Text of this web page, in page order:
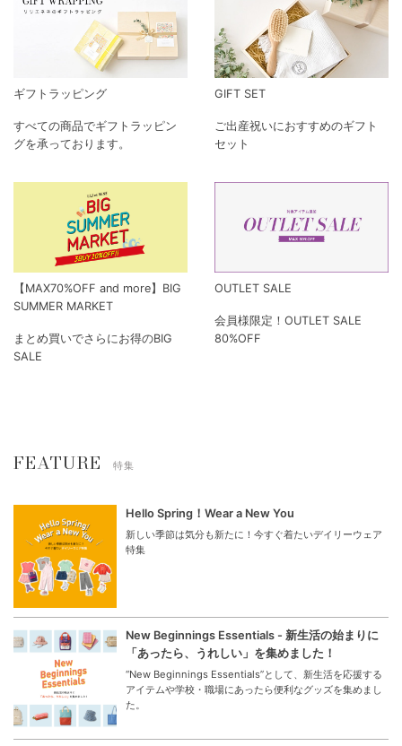
ギフトラッピング
すべての商品でギフトラッピン
グを承っております。
GIFT SET
ご出産祝いにおすすめのギフト
セット
【MAX70%OFF and more】BIG
SUMMER MARKET
まとめ買いでさらにお得のBIG
SALE
OUTLET SALE
会員様限定！OUTLET SALE
80%OFF
FEATURE 特集
Hello Spring！Wear a New You
新しい季節は気分も新たに！今すぐ着たいデイリーウェア
特集
New Beginnings Essentials - 新生活の始まりに
「あったら、うれしい」を集めました！
“New Beginnings Essentials”として、新生活を応援する
アイテムや学校・職場にあったら便利なグッズを集めまし
た。